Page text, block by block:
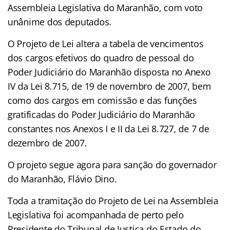
Assembleia Legislativa do Maranhão, com voto
unânime dos deputados.
O Projeto de Lei altera a tabela de vencimentos
dos cargos efetivos do quadro de pessoal do
Poder Judiciário do Maranhão disposta no Anexo
IV da Lei 8.715, de 19 de novembro de 2007, bem
como dos cargos em comissão e das funções
gratificadas do Poder Judiciário do Maranhão
constantes nos Anexos I e II da Lei 8.727, de 7 de
dezembro de 2007.
O projeto segue agora para sanção do governador
do Maranhão, Flávio Dino.
Toda a tramitação do Projeto de Lei na Assembleia
Legislativa foi acompanhada de perto pelo